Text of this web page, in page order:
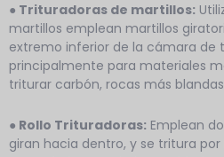
● Trituradoras de martillos:
martillos emplean martillos
extremo inferior de la cámara de
principalmente para materiales
triturar carbón, rocas más
● Rollo Trituradoras: Emplean
giran hacia dentro, y se tritura